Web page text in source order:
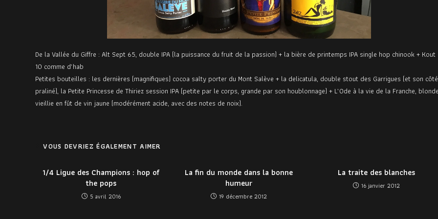
De la Vallée du Giffre : Alt Sept 65, double IPA (la puissance du fruit de la passion) + la bière de printemps IPA single hop chinook + Kout
10 comme d’hab
Petites bouteilles : les dernières (magnifiques) cocoa salty porter du Mont Salève + la delicatula, double stout des Garrigues (et son côté
praliné), la Petite Princesse de Thiriez session IPA (petite par le corps, grande par son houblonnage) + L’Ode à la vie de la Franche,
vieillie en fût de vin jaune (modérément acide, avec des notes de noix).
VOUS DEVRIEZ ÉGALEMENT AIMER
1/4 Ligue des Champions : hop of
the pops
5 avril 2016
La fin du monde dans la bonne
humeur
19 décembre 2012
La traite des blanches
16 janvier 2012